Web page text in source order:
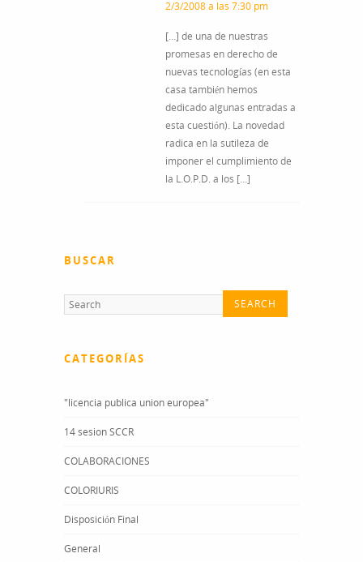
2/3/2008 a las 7:30 pm
[…] de una de nuestras
promesas en derecho de
nuevas tecnologías (en esta
casa también hemos
dedicado algunas entradas a
esta cuestión). La novedad
radica en la sutileza de
imponer el cumplimiento de
la L.O.P.D. a los […]
BUSCAR
CATEGORÍAS
"licencia publica union europea"
14 sesion SCCR
COLABORACIONES
COLORIURIS
Disposición Final
General